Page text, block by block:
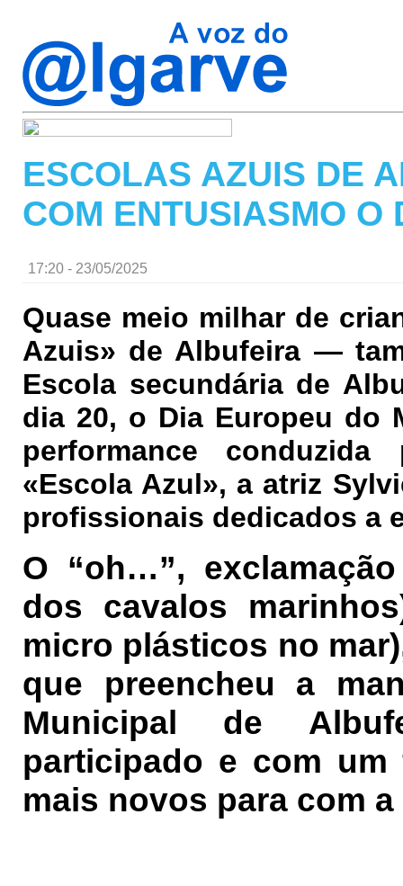
ESCOLAS AZUIS DE
COM ENTUSIASMO O
17:20 - 23/05/2025
Quase meio milhar de
Azuis» de Albufeira —
Escola secundária de
dia 20, o Dia Europeu do
performance
«Escola Azul», a atriz
profissionais dedicados a
O “oh…”,
dos cavalos
micro plásticos no
que preencheu a
Municipal de
participado e com um
mais novos para com